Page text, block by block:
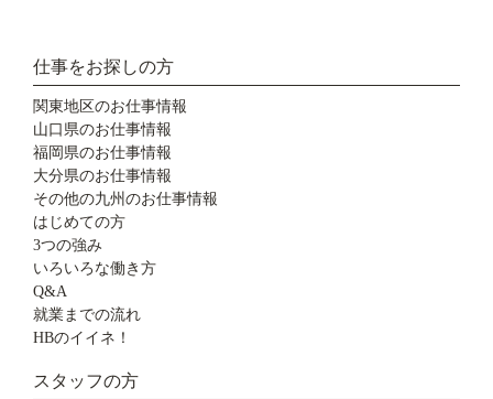
仕事をお探しの方
関東地区のお仕事情報
山口県のお仕事情報
福岡県のお仕事情報
大分県のお仕事情報
その他の九州のお仕事情報
はじめての方
3つの強み
いろいろな働き方
Q&A
就業までの流れ
HBのイイネ！
スタッフの方